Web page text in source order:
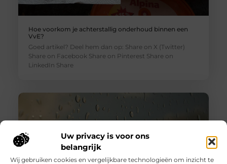
Uw privacy is voor ons
belangrijk
Wij gebruiken cookies en vergelijkbare technologieën om inzicht te
Hoe voorkom je achterstallig onderhoud binnen een
VvE?
Goed artikel? Deel hem dan op: Share on X (Twitter)
Share on Facebook Share on Pinterest Share on
LinkedIn Share